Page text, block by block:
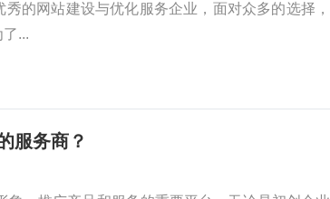
的网站建设与优化服务企业，面对众多的选择，
...
服务商？